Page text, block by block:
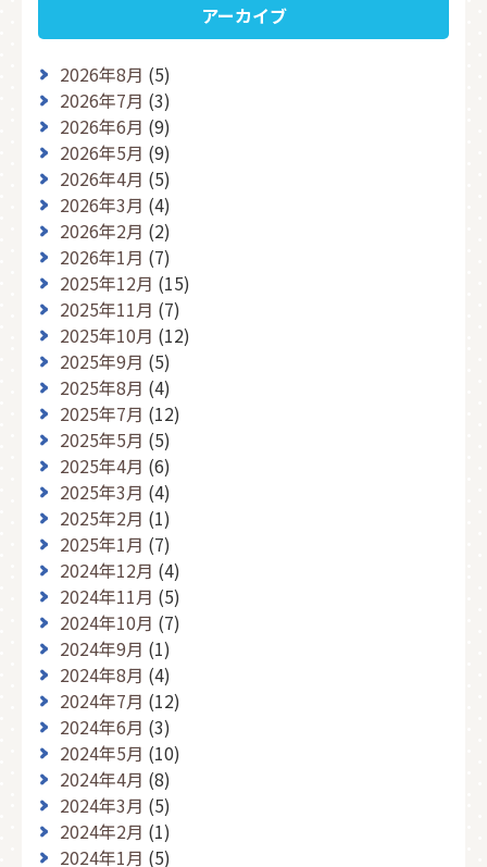
アーカイブ
2026年8月 (5)
2026年7月 (3)
2026年6月 (9)
2026年5月 (9)
2026年4月 (5)
2026年3月 (4)
2026年2月 (2)
2026年1月 (7)
2025年12月 (15)
2025年11月 (7)
2025年10月 (12)
2025年9月 (5)
2025年8月 (4)
2025年7月 (12)
2025年5月 (5)
2025年4月 (6)
2025年3月 (4)
2025年2月 (1)
2025年1月 (7)
2024年12月 (4)
2024年11月 (5)
2024年10月 (7)
2024年9月 (1)
2024年8月 (4)
2024年7月 (12)
2024年6月 (3)
2024年5月 (10)
2024年4月 (8)
2024年3月 (5)
2024年2月 (1)
2024年1月 (5)